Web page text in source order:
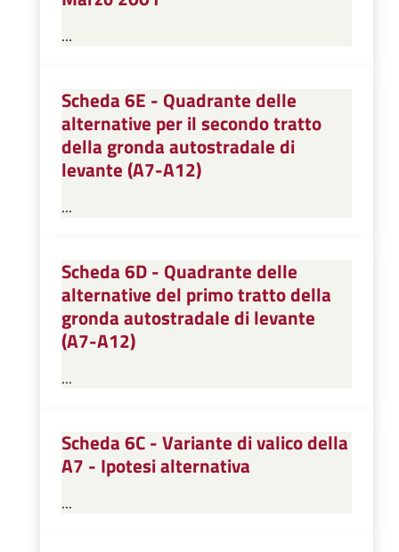
...
Scheda 6E - Quadrante delle
alternative per il secondo tratto
della gronda autostradale di
levante (A7-A12)
...
Scheda 6D - Quadrante delle
alternative del primo tratto della
gronda autostradale di levante
(A7-A12)
...
Scheda 6C - Variante di valico della
A7 - Ipotesi alternativa
...